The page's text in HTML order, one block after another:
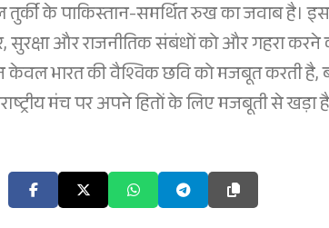
के पाकिस्तान-समर्थित रुख का जवाब है।
सुरक्षा और राजनीतिक संबंधों को और गहरा करने
न केवल भारत की वैश्विक छवि को मजबूत करती है,
मंच पर अपने हितों के लिए मजबूती से खड़ा